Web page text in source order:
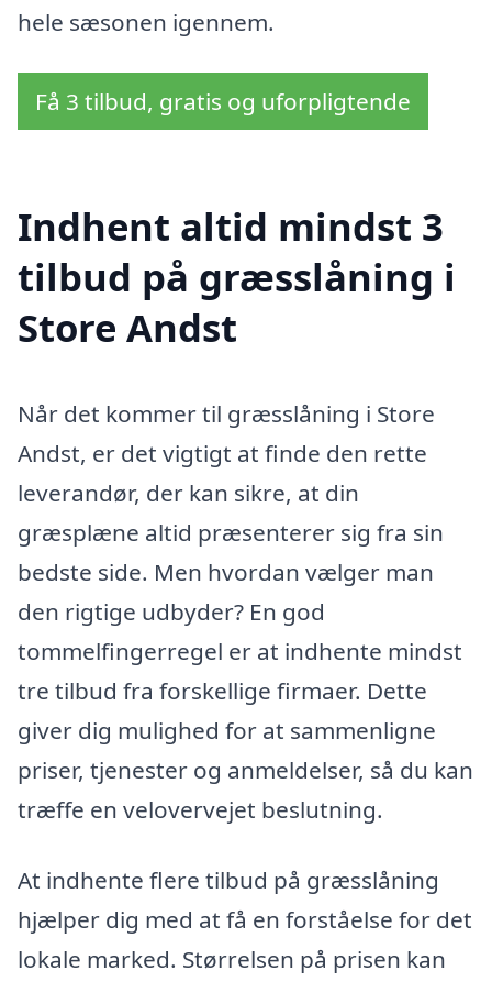
hele sæsonen igennem.
Få 3 tilbud, gratis og uforpligtende
Indhent altid mindst 3
tilbud på græsslåning i
Store Andst
Når det kommer til græsslåning i Store
Andst, er det vigtigt at finde den rette
leverandør, der kan sikre, at din
græsplæne altid præsenterer sig fra sin
bedste side. Men hvordan vælger man
den rigtige udbyder? En god
tommelfingerregel er at indhente mindst
tre tilbud fra forskellige firmaer. Dette
giver dig mulighed for at sammenligne
priser, tjenester og anmeldelser, så du kan
træffe en velovervejet beslutning.
At indhente flere tilbud på græsslåning
hjælper dig med at få en forståelse for det
lokale marked. Størrelsen på prisen kan